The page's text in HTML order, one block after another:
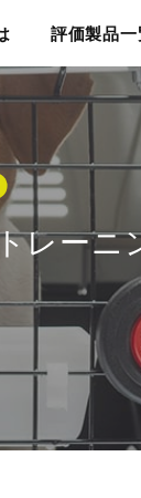
評価製品一
レーニ